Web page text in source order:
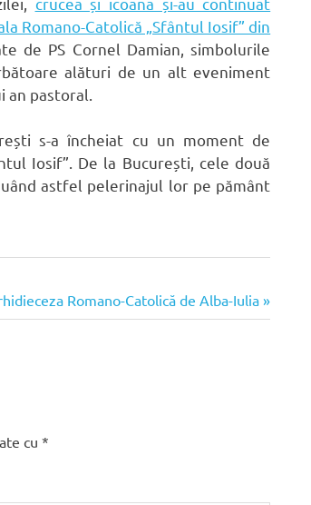
Romano-Catolică „Sfântul Iosif” din
de PS Cornel Damian, simbolurile
alături de un alt eveniment
pastoral.
s-a încheiat cu un moment de
Iosif”. De la București, cele două
astfel pelerinajul lor pe pământ
Romano-Catolică de Alba-Iulia
cu *